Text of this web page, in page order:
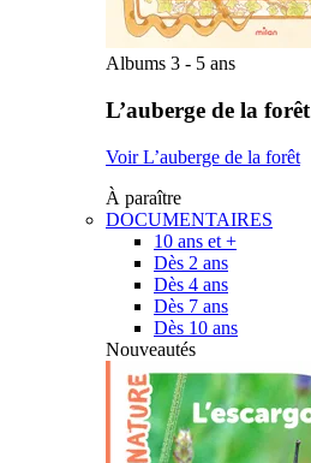
Albums 3 - 5 ans
L’auberge de la forêt
Voir L’auberge de la forêt
À paraître
DOCUMENTAIRES
10 ans et +
Dès 2 ans
Dès 4 ans
Dès 7 ans
Dès 10 ans
Nouveautés